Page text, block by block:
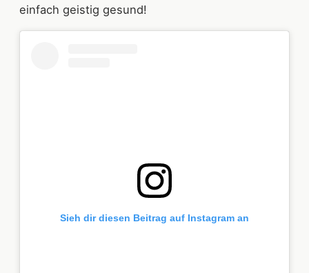
einfach geistig gesund!
Sieh dir diesen Beitrag auf Instagram an